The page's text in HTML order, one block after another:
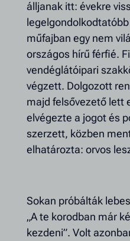
álljanak itt: évekre
műfajban egy nem
országos hírű férfié.
vendéglátóipari
végzett. Dolgozott
majd felsővezető lett
elvégezte a jogot és
szerzett, közben
elhatározta: orvos
Sokan próbálták
„A te korodban már
kezdeni”. Volt